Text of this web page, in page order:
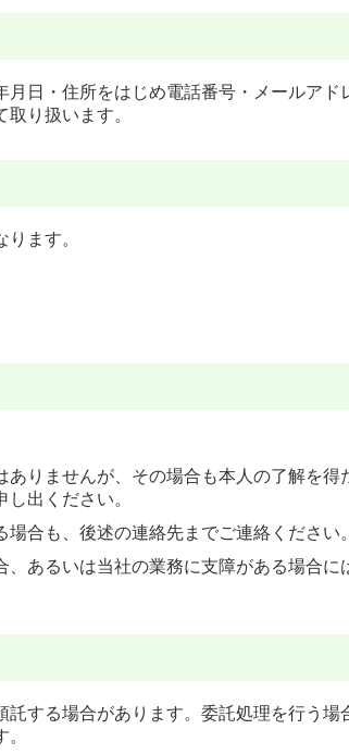
日・住所をはじめ電話番号・メールア
り扱います。
ます。
りませんが、その場合も本人の了解を
出ください。
合も、後述の連絡先までご連絡くださ
あるいは当社の業務に支障がある場合
する場合があります。委託処理を行う